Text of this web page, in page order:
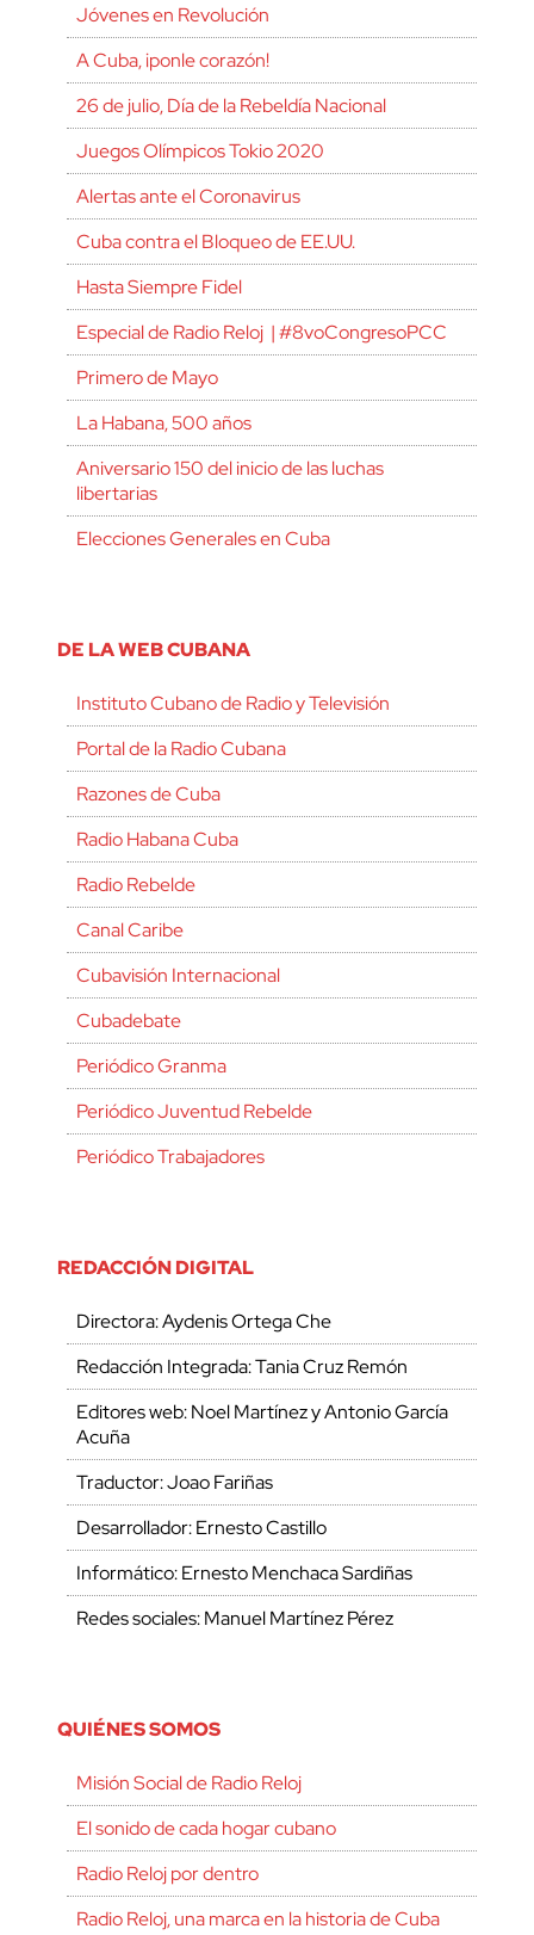
Jóvenes en Revolución
A Cuba, ¡ponle corazón!
26 de julio, Día de la Rebeldía Nacional
Juegos Olímpicos Tokio 2020
Alertas ante el Coronavirus
Cuba contra el Bloqueo de EE.UU.
Hasta Siempre Fidel
Especial de Radio Reloj | #8voCongresoPCC
Primero de Mayo
La Habana, 500 años
Aniversario 150 del inicio de las luchas
libertarias
Elecciones Generales en Cuba
DE LA WEB CUBANA
Instituto Cubano de Radio y Televisión
Portal de la Radio Cubana
Razones de Cuba
Radio Habana Cuba
Radio Rebelde
Canal Caribe
Cubavisión Internacional
Cubadebate
Periódico Granma
Periódico Juventud Rebelde
Periódico Trabajadores
REDACCIÓN DIGITAL
Directora: Aydenis Ortega Che
Redacción Integrada: Tania Cruz Remón
Editores web: Noel Martínez y Antonio García
Acuña
Traductor: Joao Fariñas
Desarrollador: Ernesto Castillo
Informático: Ernesto Menchaca Sardiñas
Redes sociales: Manuel Martínez Pérez
QUIÉNES SOMOS
Misión Social de Radio Reloj
El sonido de cada hogar cubano
Radio Reloj por dentro
Radio Reloj, una marca en la historia de Cuba